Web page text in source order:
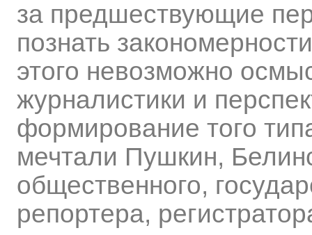
за предшествующие
познать
этого невозможно
журналистики и
формирование того
мечтали Пушкин,
общественного,
репортера,